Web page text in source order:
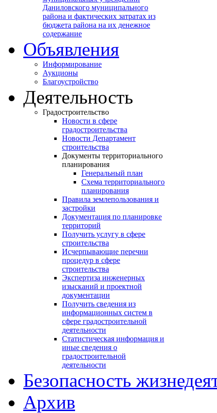
Даниловского муниципального
района и фактических затратах из
бюджета района на их денежное
содержание
Объявления
Информирование
Аукционы
Благоустройство
Деятельность
Градостроительство
Новости в сфере
градостроительства
Новости Департамент
строительства
Документы территориального
планирования
Генеральный план
Схема территориального
планирования
Правила землепользования и
застройки
Документация по планировке
территорий
Получить услугу в сфере
строительства
Исчерпывающие перечни
процедур в сфере
строительства
Экспертиза инженерных
изысканий и проектной
документации
Получить сведения из
информационных систем в
сфере градостроительной
деятельности
Статистическая информация и
иные сведения о
градостроительной
деятельности
Безопасность
Архив